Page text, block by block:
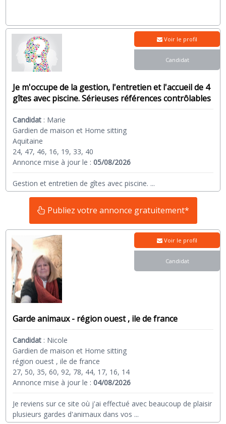
Je m'occupe de la gestion, l'entretien et l'accueil de 4
gîtes avec piscine. Sérieuses références contrôlables
Candidat : Marie
Gardien de maison et Home sitting
Aquitaine
24, 47, 46, 16, 19, 33, 40
Annonce mise à jour le :05/08/2026
Gestion et entretien de gîtes avec piscine. ...
Voir le profil
Candidat
Publiez votre annonce gratuitement*
Garde animaux - région ouest , ile de france
Candidat : Nicole
Gardien de maison et Home sitting
région ouest , ile de france
27, 50, 35, 60, 92, 78, 44, 17, 16, 14
Annonce mise à jour le :04/08/2026
Je reviens sur ce site où j'ai effectué avec beaucoup de plaisir
plusieurs gardes d'animaux dans vos ...
Voir le profil
Candidat